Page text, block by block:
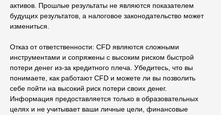
активов. Прошлые результаты не являются показателем
будущих результатов, а налоговое законодательство может
измениться.
Отказ от ответственности: CFD являются сложными
инструментами и сопряжены с высоким риском быстрой
потери денег из-за кредитного плеча. Убедитесь, что вы
понимаете, как работают CFD и можете ли вы позволить
себе пойти на высокий риск потери своих денег.
Информация предоставляется только в образовательных
целях и не учитывает ваши личные цели, финансовые